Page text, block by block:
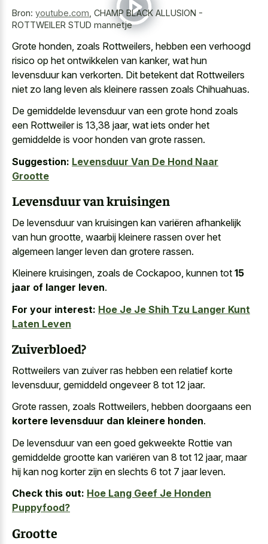
Bron: youtube.com CHAMP BLACK ALLUSION -
ROTTWEILER STUD mannetje
Grote honden, zoals Rottweilers, hebben een verhoogd
risico op het ontwikkelen van kanker, wat hun
levensduur kan verkorten. Dit betekent dat Rottweilers
niet zo lang leven als kleinere rassen zoals Chihuahuas.
De gemiddelde levensduur van een grote hond zoals
een Rottweiler is 13,38 jaar, wat iets onder het
gemiddelde is voor honden van grote rassen.
Suggestion: Levensduur Van De Hond Naar
Grootte
Levensduur van kruisingen
De levensduur van kruisingen kan variëren afhankelijk
van hun grootte, waarbij kleinere rassen over het
algemeen langer leven dan grotere rassen.
Kleinere kruisingen, zoals de Cockapoo, kunnen tot 15
jaar of langer leven.
For your interest: Hoe Je Je Shih Tzu Langer Kunt
Laten Leven
Zuiverbloed?
Rottweilers van zuiver ras hebben een relatief korte
levensduur, gemiddeld ongeveer 8 tot 12 jaar.
Grote rassen, zoals Rottweilers, hebben doorgaans een
kortere levensduur dan kleinere honden.
De levensduur van een goed gekweekte Rottie van
gemiddelde grootte kan variëren van 8 tot 12 jaar, maar
hij kan nog korter zijn en slechts 6 tot 7 jaar leven.
Check this out: Hoe Lang Geef Je Honden
Puppyfood?
Grootte